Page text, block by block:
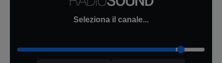
Seleziona il canale...